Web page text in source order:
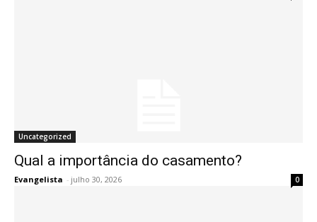
Uncategorized
Qual a importância do casamento?
Evangelista - julho 30, 2026 0